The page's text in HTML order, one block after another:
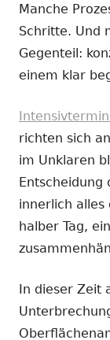
Manche
Schritte. Und
Gegenteil:
einem klar
richten sich
im Unklaren
Entscheidung
innerlich alles
halber Tag,
In dieser Zeit